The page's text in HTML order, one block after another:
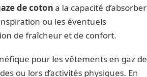
de coton a la capacité d’absorber
ou les éventuels
de fraîcheur et de confort.
pour les vêtements en gaz de
ou lors d’activités physiques. En